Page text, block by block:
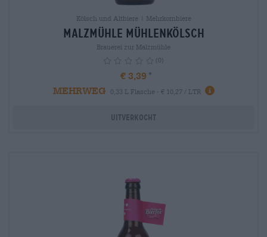
Kölsch und Altbiere | Mehrkornbiere
Malzmühle Mühlenkölsch
Brauerei zur Malzmühle
(0)
€ 3,39
MEHRWEG
0,33 L Flasche - € 10,27 / LTR info
Uitverkocht